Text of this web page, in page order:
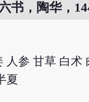
书，陶华，
人参 甘草 白术
夏